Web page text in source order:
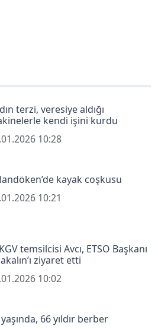
terzi, veresiye aldığı
kendi işini kurdu
10:28
kayak coşkusu
10:21
temsilcisi Avcı, ETSO Başkanı
ziyaret etti
10:02
66 yıldır berber